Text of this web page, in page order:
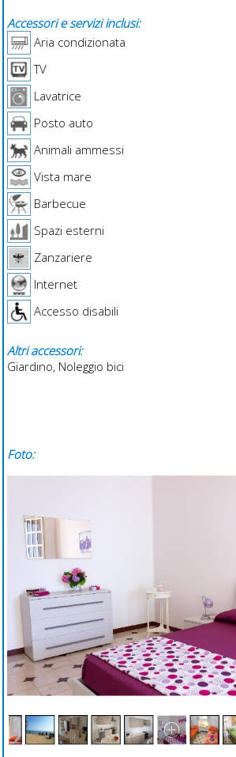
Accessori e servizi inclusi:
Aria condizionata
TV
Lavatrice
Posto auto
Animali ammessi
Vista mare
Barbecue
Spazi esterni
Zanzariere
Internet
Accesso disabili
Altri accessori:
Giardino, Noleggio bici
Foto: